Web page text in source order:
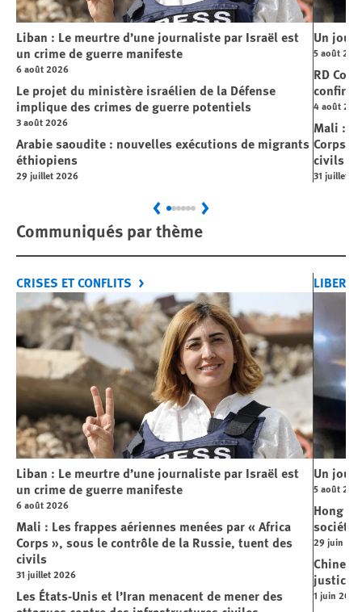
Liban : Le meurtre d’une journaliste par Israël est
un crime de guerre manifeste
6 août 2026
Le projet du ministère israélien de la Défense
implique des crimes de guerre potentiels
3 août 2026
Arabie saoudite : nouvelles exécutions de migrants
éthiopiens
29 juillet 2026
Un
5 août
RD
4 août
Mali :
Corps
civils
31 juillet
PreviousNext
Communiqués par thème
CRISES ET CONFLITS
Liban : Le meurtre d’une journaliste par Israël est
un crime de guerre manifeste
6 août 2026
Mali : Les frappes aériennes menées par « Africa
Corps », sous le contrôle de la Russie, tuent des
civils
31 juillet 2026
Les États-Unis et l’Iran menacent de mener des
Un
5 août
Hong
société
29 juin
Chine :
justice
1 juin 2026